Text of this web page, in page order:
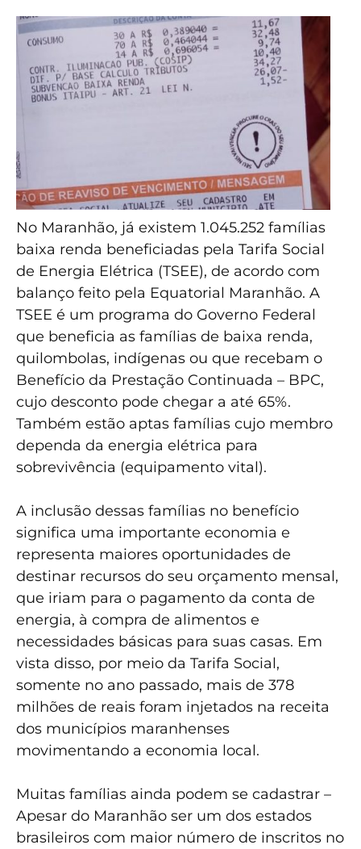
No Maranhão, já existem 1.045.252 famílias
baixa renda beneficiadas pela Tarifa Social
de Energia Elétrica (TSEE), de acordo com
balanço feito pela Equatorial Maranhão. A
TSEE é um programa do Governo Federal
que beneficia as famílias de baixa renda,
quilombolas, indígenas ou que recebam o
Benefício da Prestação Continuada – BPC,
cujo desconto pode chegar a até 65%.
Também estão aptas famílias cujo membro
dependa da energia elétrica para
sobrevivência (equipamento vital).
A inclusão dessas famílias no benefício
significa uma importante economia e
representa maiores oportunidades de
destinar recursos do seu orçamento mensal,
que iriam para o pagamento da conta de
energia, à compra de alimentos e
necessidades básicas para suas casas. Em
vista disso, por meio da Tarifa Social,
somente no ano passado, mais de 378
milhões de reais foram injetados na receita
dos municípios maranhenses
movimentando a economia local.
Muitas famílias ainda podem se cadastrar –
Apesar do Maranhão ser um dos estados
brasileiros com maior número de inscritos no